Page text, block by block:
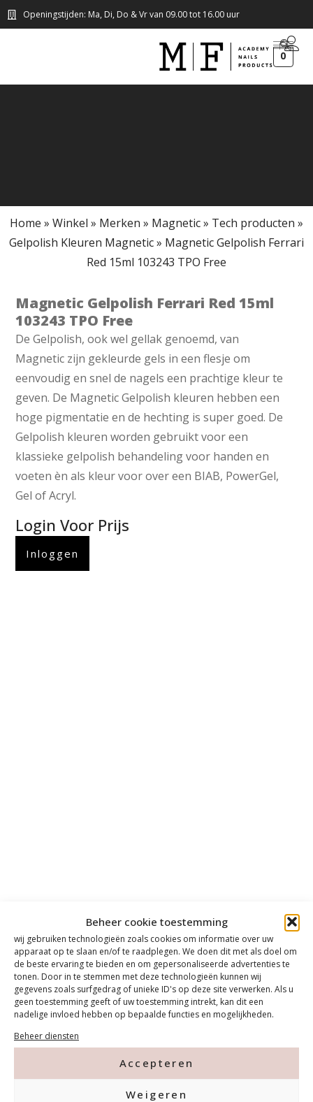
Beheer cookie toestemming
wij gebruiken technologieën zoals cookies om informatie over uw
apparaat op te slaan en/of te raadplegen. We doen dit met als doel om
de beste ervaring te bieden en om gepersonaliseerde advertenties te
tonen. Door in te stemmen met deze technologieën kunnen wij
gegevens zoals surfgedrag of unieke ID's op deze site verwerken. Als u
geen toestemming geeft of uw toestemming intrekt, kan dit een
nadelige invloed hebben op bepaalde functies en mogelijkheden.
Beheer diensten
Accepteren
Weigeren
Openingstijden: Ma, Di, Do & Vr van 09.00 tot 16.00 uur
0
Home » Winkel » Merken » Magnetic» Tech producten »
Gelpolish Kleuren Magnetic» Magnetic Gelpolish Ferrari
Red 15ml 103243 TPO Free
Magnetic Gelpolish Ferrari Red 15ml
103243 TPO Free
De Gelpolish, ook wel gellak genoemd, van
Magnetic zijn gekleurde gels in een flesje om
eenvoudig en snel de nagels een prachtige kleur te
geven. De Magnetic Gelpolish kleuren hebben een
hoge pigmentatie en de hechting is super goed. De
Gelpolish kleuren worden gebruikt voor een
klassieke gelpolish behandeling voor handen en
voeten èn als kleur voor over een BIAB, PowerGel,
Gel of Acryl.
Login Voor Prijs
Inloggen
Contact
Tanthofdreef 7 2623 EW Delft